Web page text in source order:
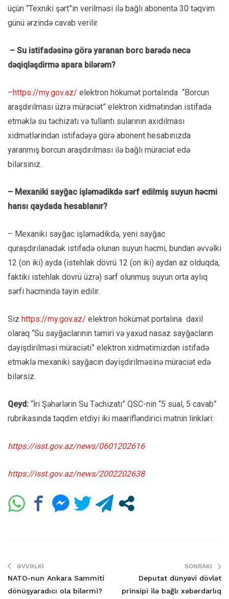
üçün “Texniki şərt”in verilməsi ilə bağlı abonentə 30 təqvim
günü ərzində cavab verilir.
– Su istifadəsinə görə yaranan borc barədə necə
dəqiqləşdirmə apara bilərəm?
–https://my.gov.az/ elektron hökumət portalında “Borcun
araşdırılması üzrə müraciət” elektron xidmətindən istifadə
etməklə su təchizatı və tullantı sularının axıdılması
xidmətlərindən istifadəyə görə abonent hesabınızda
yaranmış borcun araşdırılması ilə bağlı müraciət edə
bilərsiniz.
– Mexaniki sayğac işləmədikdə sərf edilmiş suyun həcmi
hansı qaydada hesablanır?
– Mexaniki sayğac işləmədikdə, yeni sayğac
quraşdırılanadək istifadə olunan suyun həcmi, bundan əvvəlki
12 (on iki) ayda (istehlak dövrü 12 (on iki) aydan az olduqda,
faktiki istehlak dövrü üzrə) sərf olunmuş suyun orta aylıq
sərfi həcmində təyin edilir.
Siz https://my.gov.az/ elektron hökümət portalına daxil
olaraq “Su sayğaclarının təmiri və yaxud nasaz sayğacların
dəyişdirilməsi müraciəti” elektron xidmətimizdən istifadə
etməklə mexaniki sayğacın dəyişdirilməsinə müraciət edə
bilərsiz.
Qeyd: “İri Şəhərlərin Su Təchizatı” QSC-nin “5 sual, 5 cavab”
rubrikasında təqdim etdiyi iki maarifləndirici mətnin linkləri:
https://isst.gov.az/news/0601202616
https://isst.gov.az/news/2002202638
ƏVVƏLKI
NATO-nun Ankara Sammiti
dönüşyaradıcı ola bilərmi?
SONRAKI
Deputat dünyəvi dövlət
prinsipi ilə bağlı xəbərdarlıq